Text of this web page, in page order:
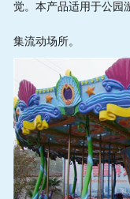
觉。本产品适用于公园
集流动场所。